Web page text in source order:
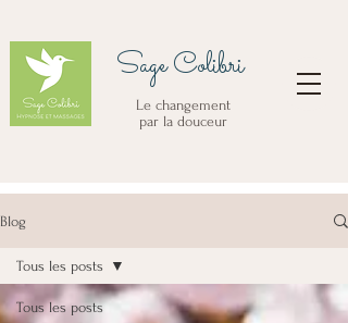
Sage Colibri
Le changement
par la douceur
Blog
Tous les posts
Tous les posts